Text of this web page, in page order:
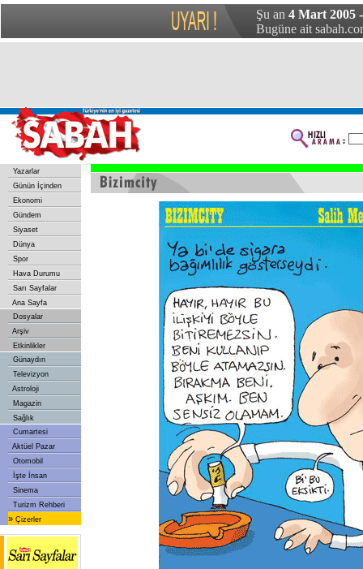
Şu an 4 Mart 2005
Bugüne ait
Yazarlar
Günün İçinden
Ekonomi
Gündem
Siyaset
Dünya
Spor
Hava Durumu
Sarı Sayfalar
Ana Sayfa
Dosyalar
Arşiv
Etkinlikler
Günaydın
Televizyon
Astroloji
Magazin
Sağlık
Cumartesi
Aktüel Pazar
Otomobil
İşte İnsan
Sinema
Turizm Rehberi
» Çizerler